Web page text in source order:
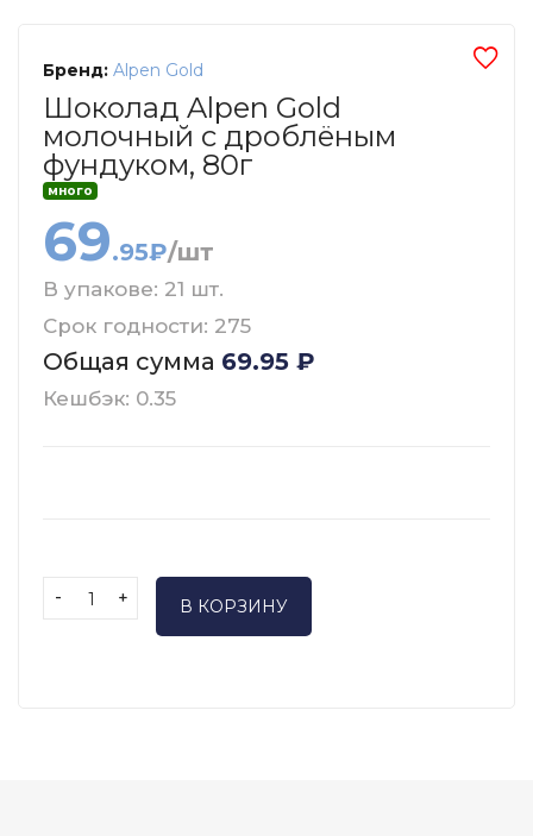
Бренд: Alpen Gold
Шоколад Alpen Gold
молочный с дроблёным
фундуком, 80г
много
69.95₽/шт
В упакове: 21 шт.
Срок годности: 275
Общая сумма 69.95 ₽
Кешбэк: 0.35
- + В КОРЗИНУ